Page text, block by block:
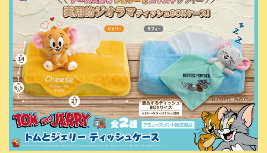
ブのプ
ライズ
商品の
Xはこ
ちら